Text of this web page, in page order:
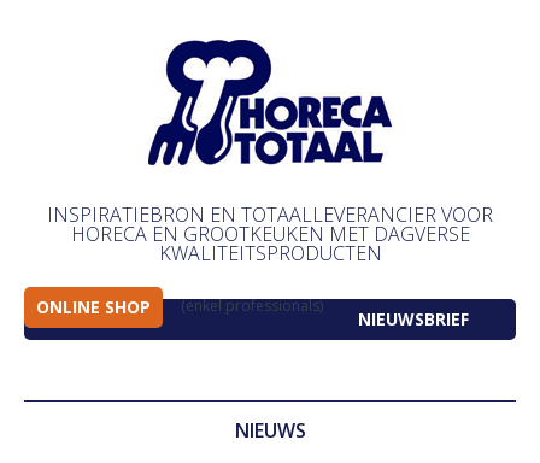
INSPIRATIEBRON EN TOTAALLEVERANCIER VOOR
HORECA EN GROOTKEUKEN MET DAGVERSE
KWALITEITSPRODUCTEN
ONLINE SHOP (enkel professionals)
NIEUWSBRIEF
NIEUWS